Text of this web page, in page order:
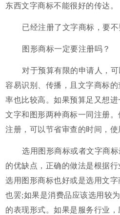
东西文字商标不能很好的传达。
已经注册了文字商标，要不
图形商标一定要注册吗？
对于预算有限的申请人，可
容易识别、传播，且文字商标
率也比较高。如果预算足又想
文字和图形两种商标一同注册
注册，可以节省审查的时间，使
选用图形商标或者文字商标
的优缺点，正确的做法是根据行
选用图形商标也好或是选用文
也罢;如果是消费品应该选用较
的表现形式。如果是服务行业，